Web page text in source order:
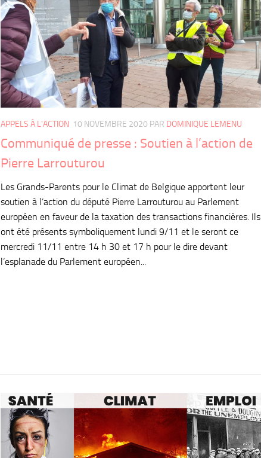
APPELS À L'ACTION 10 NOVEMBRE 2020 PAR DOMINIQUE LEMENU
Communiqué de presse : Soutien à l’action de
Pierre Larrouturou
Les Grands-Parents pour le Climat de Belgique apportent leur
soutien à l’action du député Pierre Larrouturou au Parlement
européen en faveur de la taxation des transactions financières. Ils
ont été présents symboliquement lundi 9/11 et le seront ce
mercredi 11/11 entre 14 h 30 et 17 h pour le dire devant
l’esplanade du Parlement européen...